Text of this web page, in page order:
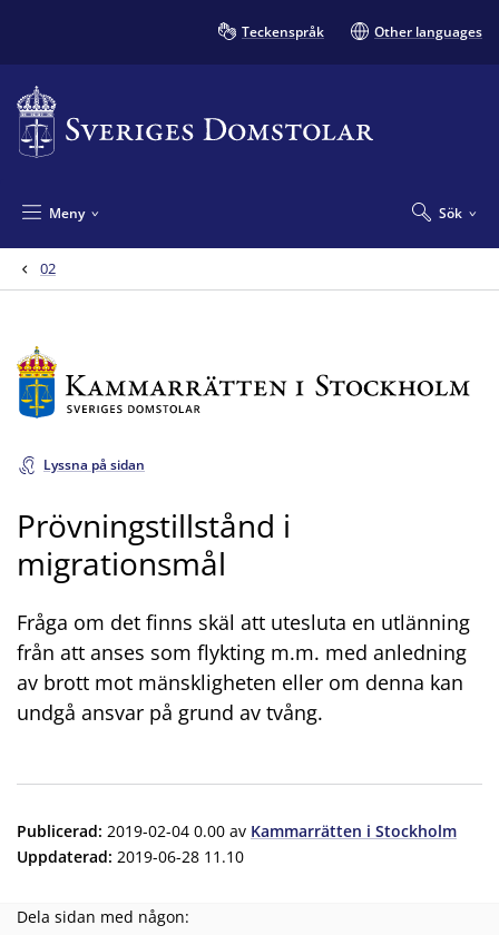
Teckenspråk Other languages
Sök
Meny
02
Lyssna på sidan
Prövningstillstånd i
migrationsmål
Fråga om det finns skäl att utesluta en utlänning
från att anses som flykting m.m. med anledning
av brott mot mänskligheten eller om denna kan
undgå ansvar på grund av tvång.
Publicerad: 2019-02-04 0.00 av Kammarrätten i Stockholm
Uppdaterad: 2019-06-28 11.10
Dela sidan med någon: